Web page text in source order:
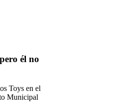
él no
Toys en el
Municipal